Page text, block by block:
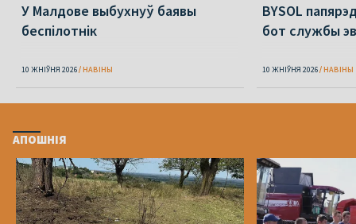
У Малдове выбухнуў баявы
беспілотнік
10 ЖНІЎНЯ 2026 НАВІНЫ
BYSOL
бот службы
10 ЖНІЎНЯ 2026 НАВІНЫ
АПОШНІЯ